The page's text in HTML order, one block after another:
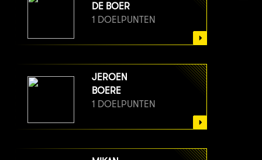
DE BOER
1 DOELPUNTEN
JEROEN
BOERE
1 DOELPUNTEN